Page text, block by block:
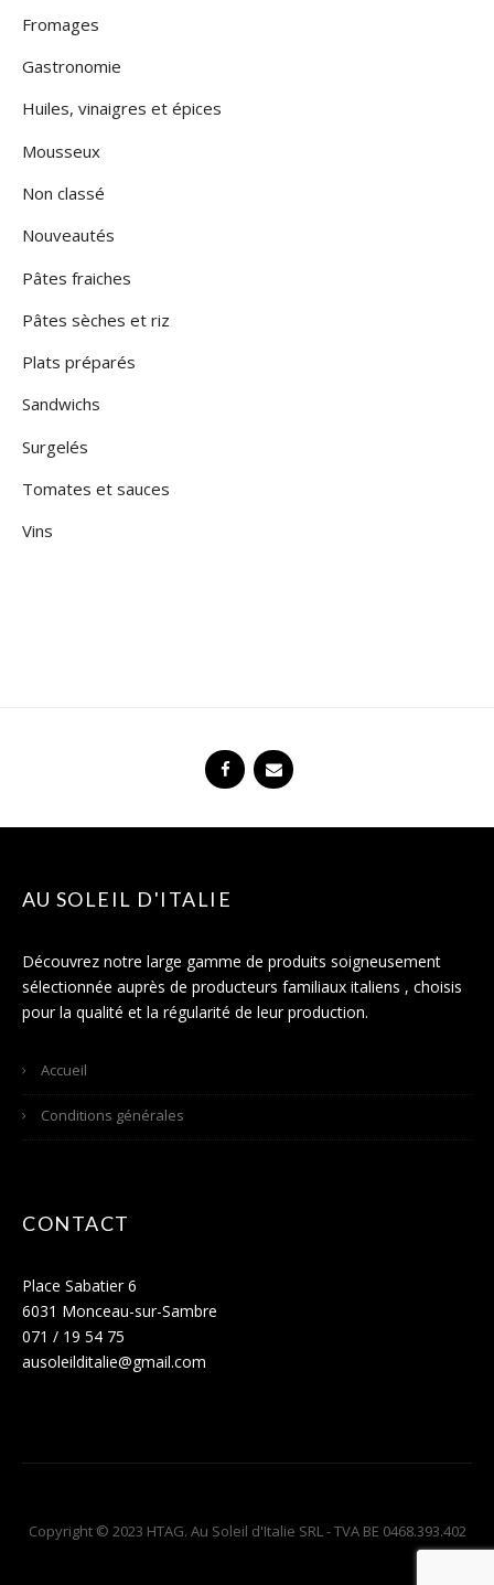
Fromages
Gastronomie
Huiles, vinaigres et épices
Mousseux
Non classé
Nouveautés
Pâtes fraiches
Pâtes sèches et riz
Plats préparés
Sandwichs
Surgelés
Tomates et sauces
Vins
AU SOLEIL D'ITALIE
Découvrez notre large gamme de produits soigneusement
sélectionnée auprès de producteurs familiaux italiens , choisis
pour la qualité et la régularité de leur production.
Accueil
Conditions générales
CONTACT
Place Sabatier 6
6031 Monceau-sur-Sambre
071 / 19 54 75
ausoleilditalie@gmail.com
Copyright © 2023 HTAG. Au Soleil d'Italie SRL - TVA BE 0468.393.402